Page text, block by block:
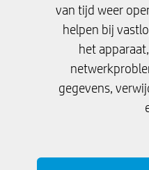
van tijd weer
helpen bij
het
gegevens,